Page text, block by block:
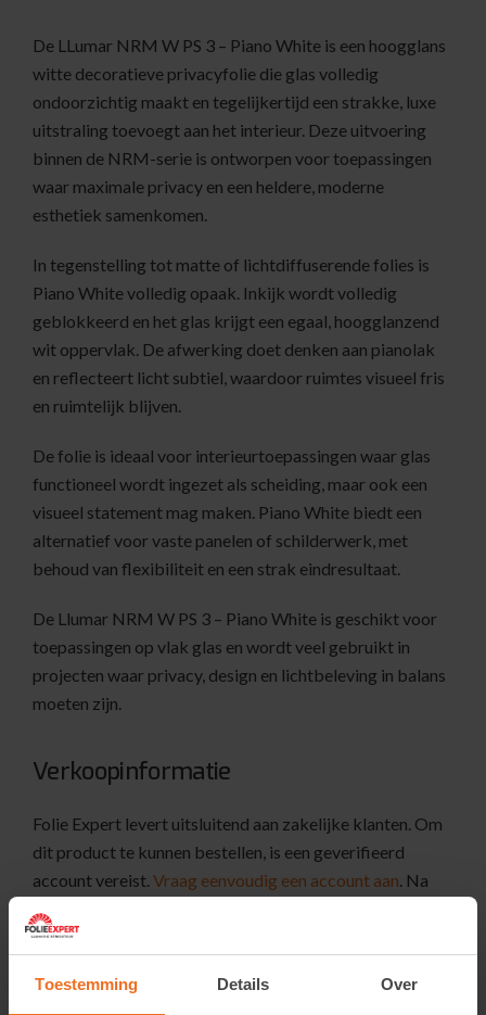
Toestemming Details Over
De LLumar NRM W PS 3 – Piano White is een hoogglans
witte decoratieve privacyfolie die glas volledig
ondoorzichtig maakt en tegelijkertijd een strakke, luxe
uitstraling toevoegt aan het interieur. Deze uitvoering
binnen de NRM-serie is ontworpen voor toepassingen
waar maximale privacy en een heldere, moderne
esthetiek samenkomen.
In tegenstelling tot matte of lichtdiffuserende folies is
Piano White volledig opaak. Inkijk wordt volledig
geblokkeerd en het glas krijgt een egaal, hoogglanzend
wit oppervlak. De afwerking doet denken aan pianolak
en reflecteert licht subtiel, waardoor ruimtes visueel fris
en ruimtelijk blijven.
De folie is ideaal voor interieurtoepassingen waar glas
functioneel wordt ingezet als scheiding, maar ook een
visueel statement mag maken. Piano White biedt een
alternatief voor vaste panelen of schilderwerk, met
behoud van flexibiliteit en een strak eindresultaat.
De Llumar NRM W PS 3 – Piano White is geschikt voor
toepassingen op vlak glas en wordt veel gebruikt in
projecten waar privacy, design en lichtbeleving in balans
moeten zijn.
Verkoopinformatie
Folie Expert levert uitsluitend aan zakelijke klanten. Om
dit product te kunnen bestellen, is een geverifieerd
account vereist.Vraag eenvoudig een account aan. Na
goedkeuring krijgt u toegang tot prijzen en kunt u direct
een bestelling plaatsen.